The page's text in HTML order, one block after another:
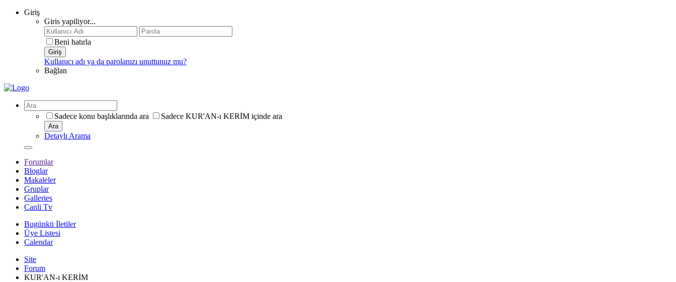
Giriş
Giris yapiliyor...
Beni hatırla
Giriş
Kullanıcı adı ya da parolanızı unuttunuz mu?
Bağlan
Sadece konu başlıklarında ara Sadece KUR'AN-ı KERİM içinde ara
Ara
Detaylı Arama
Forumlar
Bloglar
Makaleler
Gruplar
Galleries
Canli Tv
Bugünkü İletiler
Üye Listesi
Calendar
Site
Forum
KUR'AN-ı KERİM